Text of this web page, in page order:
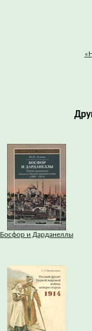
Босфор и Дарданеллы